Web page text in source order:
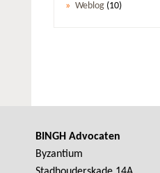
Weblog (10)
BINGH Advocaten
Byzantium